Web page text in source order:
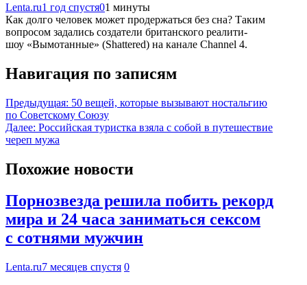
Lenta.ru1 год спустя01 минуты
Как долго человек может продержаться без сна? Таким
вопросом задались создатели британского реалити-
шоу «Вымотанные» (Shattered) на канале Channel 4.
Навигация по записям
Предыдущая: 50 вещей, которые вызывают ностальгию
по Советскому Союзу
Далее: Российская туристка взяла с собой в путешествие
череп мужа
Похожие новости
Порнозвезда решила побить рекорд
мира и 24 часа заниматься сексом
с сотнями мужчин
Lenta.ru7 месяцев спустя 0